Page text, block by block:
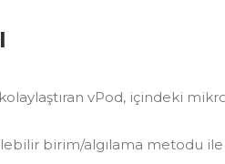
vPod, içindeki
birim/algılama metodu